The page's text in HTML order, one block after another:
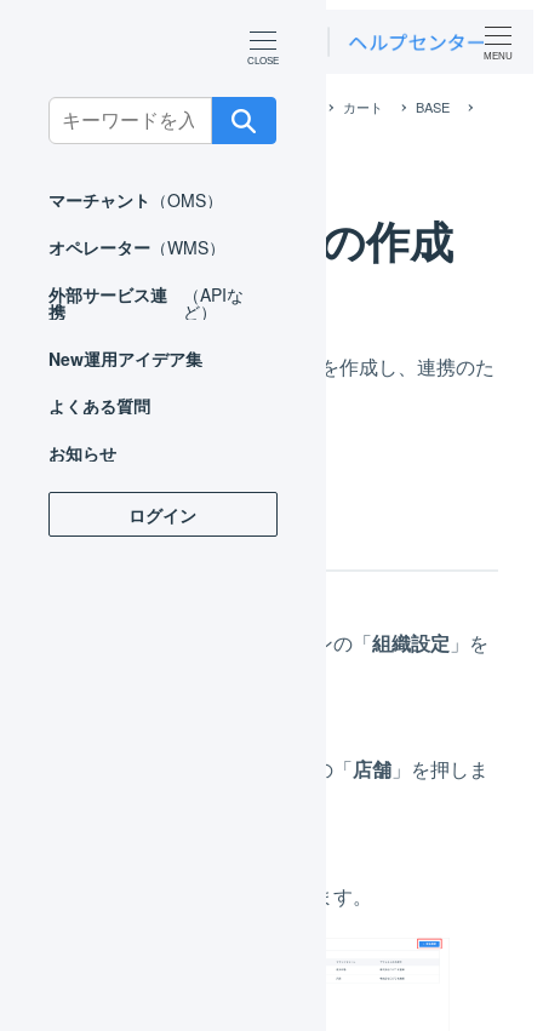
Search
for:
マーチャント （OMS）
オペレーター （WMS）
外部サービス連
携
（APIな
ど）
New運用アイデア集
よくある質問
お知らせ
ログイン
MENU
外部サービス連携（APIなど） カート
BASE
BASE 店舗の作成
BASE 店舗の作成
LOGILESS上にBASE用の店舗を作成し、連携のた
めの事前設定を行います。
店舗の作成
メインナビゲーションの「組織設定 」を
サブナビゲーションの「店舗 」を押しま
」を押します。